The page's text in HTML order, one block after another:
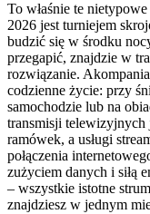
To właśnie te
2026 jest turniejem
budzić się w środku
przegapić, znajdzie w
rozwiązanie.
codzienne życie: przy
samochodzie lub na
transmisji
ramówek, a usługi
połączenia
zużyciem danych i siłą
– wszystkie istotne
znajdziesz w jednym